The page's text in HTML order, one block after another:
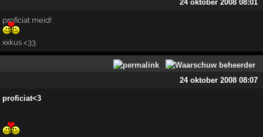
24 oktober 2008 08:01
proficiat meid!
xxkus <33.
24 oktober 2008 08:07
proficiat<3